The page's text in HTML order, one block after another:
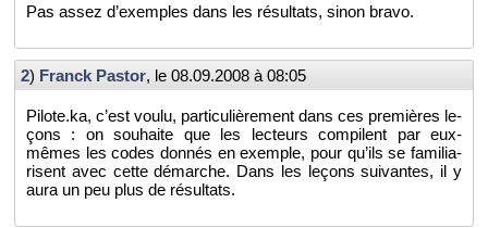
Pas assez d’exemples dans les ré­sul­tats, sinon bravo.
2) Franck Pas­tor, le 08.09.2008 à 08:05
Pilote.​ka, c’est voulu, par­ti­cu­liè­re­ment dans ces pre­mières le­
çons : on sou­haite que les lec­teurs com­pilent par eux-
mêmes les codes don­nés en exemple, pour qu’ils se fa­mi­lia­
risent avec cette dé­marche. Dans les le­çons sui­vantes, il y
aura un peu plus de ré­sul­tats.